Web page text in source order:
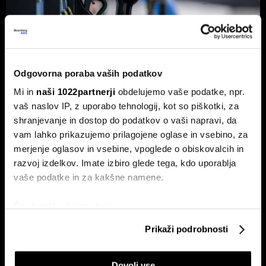
Odgovorna poraba vaših podatkov
Mi in naši 1022partnerji obdelujemo vaše podatke, npr.
vaš naslov IP, z uporabo tehnologij, kot so piškotki, za
shranjevanje in dostop do podatkov o vaši napravi, da
vam lahko prikazujemo prilagojene oglase in vsebino, za
merjenje oglasov in vsebine, vpoglede o obiskovalcih in
razvoj izdelkov. Imate izbiro glede tega, kdo uporablja
vaše podatke in za kakšne namene.
Identificirati napravo z aktivnim preverjanjem
Prikaži podrobnosti
Od kod prihaja dizel v Slovenijo in ali
bo cena še naprej rasla
Od začetka leta se je sod surove nafte brent podražil za
več kot 30 odstotkov. A potrošniki na bencinskih črpalkah
ne kupujejo surove nafte, temveč njihove derivate.